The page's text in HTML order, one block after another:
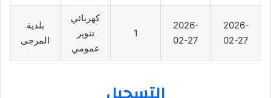
بلدية
المرجى
كهربائي
تنوير
عمومي
1
2026-
02-27
2026-
02-27